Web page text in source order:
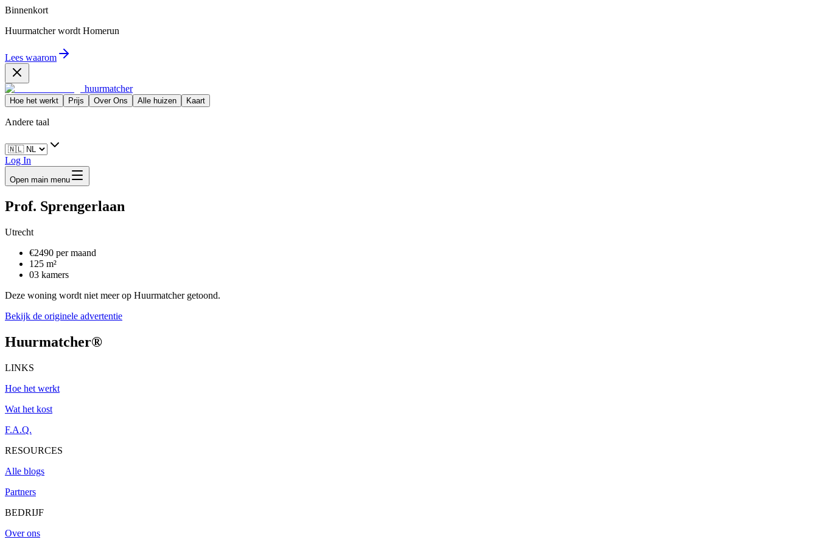
Binnenkort
Huurmatcher wordt Homerun
Lees waarom
huurmatcher
Hoe het werkt Prijs Over Ons Alle huizen Kaart
Andere taal
Log In
Open main menu
Prof. Sprengerlaan
Utrecht
€2490 per maand
125 m²
03 kamers
Deze woning wordt niet meer op Huurmatcher getoond.
Bekijk de originele advertentie
Huurmatcher®
LINKS
Hoe het werkt
Wat het kost
F.A.Q.
RESOURCES
Alle blogs
Partners
BEDRIJF
Over ons